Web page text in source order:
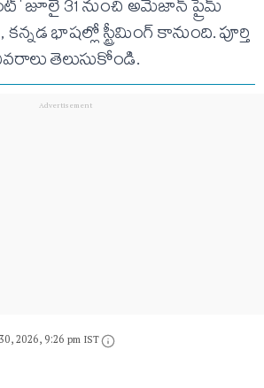
జూలై 31 నుంచి అమెజాన్ ప్రైమ్
భాషల్లో స్ట్రీమింగ్ కానుంది. పూర్తి
తెలుసుకోండి.
2026, 9:26 pm IST